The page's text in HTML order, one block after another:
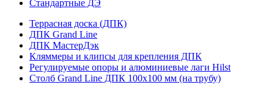
Стандартные ДЭ
Террасная доска (ДПК)
ДПК Grand Line
ДПК МастерДэк
Кляммеры и клипсы для крепления ДПК
Регулируемые опоры и алюминиевые лаги Hilst
Столб Grand Line ДПК 100х100 мм (на трубу)